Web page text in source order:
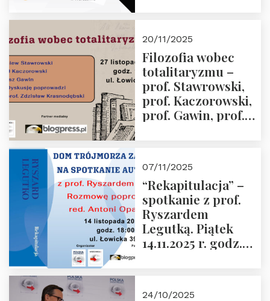
Przemysław
Sobolewski – 4
grudnia 2025 r.
godz. 18:00.
20/11/2025
Filozofia wobec
totalitaryzmu –
prof. Stawrowski,
prof. Kaczorowski,
prof. Gawin, prof.
07/11/2025
“Rekapitulacja” –
spotkanie z prof.
Ryszardem
Legutką. Piątek
14.11.2025 r. godz.
24/10/2025